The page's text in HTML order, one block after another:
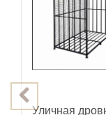
Уличная